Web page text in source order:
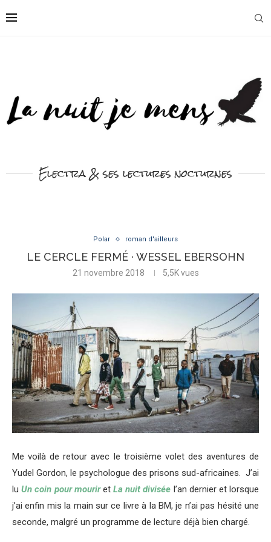
Electra & ses lectures nocturnes
Polar roman d'ailleurs
LE CERCLE FERMÉ · WESSEL EBERSOHN
21 novembre 2018 5,5Kvues
Me voilà de retour avec le troisième volet des aventures de
Yudel Gordon, le psychologue des prisons sud-africaines. J’ai
luUn coin pour mouriretLa nuit divisée l’an dernier et lorsque
j’ai enfin mis la main sur ce livre à la BM, je n’ai pas hésité une
seconde, malgré un programme de lecture déjà bien chargé.